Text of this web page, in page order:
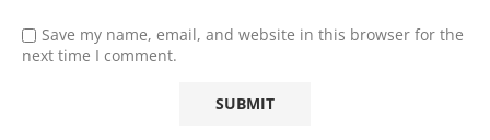
Save my name, email, and website in this browser for the
next time I comment.